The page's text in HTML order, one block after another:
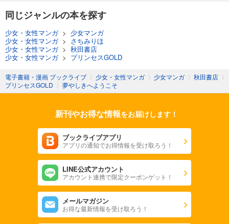
同じジャンルの本を探す
少女・女性マンガ> 少女マンガ
少女・女性マンガ> さちみりほ
少女・女性マンガ> 秋田書店
少女・女性マンガ> プリンセスGOLD
電子書籍・漫画 ブックライブ 〉 少女・女性マンガ 〉 少女マンガ 〉 秋田書店 〉
プリンセスGOLD 〉 夢やしきへようこそ
新刊やお得な情報をお届けします！
ブックライブアプリ
アプリの通知でお得情報を受け取ろう！
LINE公式アカウント
アカウント連携で限定クーポンゲット！
メールマガジン
お得な最新情報を受け取ろう！